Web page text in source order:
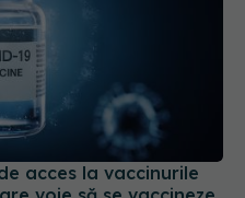
acces la vaccinurile
voie să se vaccineze